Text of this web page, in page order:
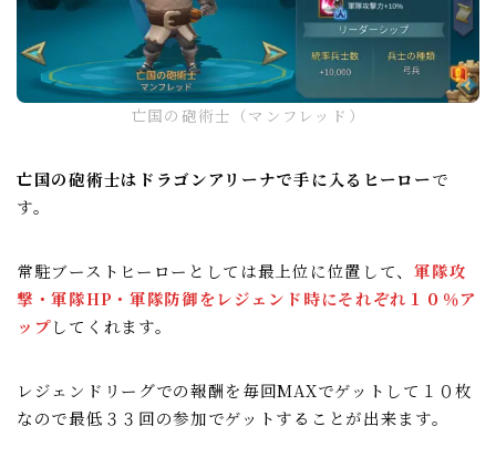
亡国の砲術士（マンフレッド）
亡国の砲術士はドラゴンアリーナで手に入るヒーローで
す。
常駐ブーストヒーローとしては最上位に位置して、軍隊攻
撃・軍隊HP・軍隊防御をレジェンド時にそれぞれ１０％ア
ップしてくれます。
レジェンドリーグでの報酬を毎回MAXでゲットして１０枚
なので最低３３回の参加でゲットすることが出来ます。